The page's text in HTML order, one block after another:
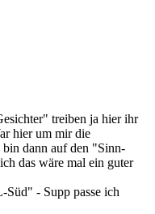
treiben ja hier ihr
hier um mir die
bin dann auf den "Sinn-
das wäre mal ein guter
Süd" - Supp passe ich